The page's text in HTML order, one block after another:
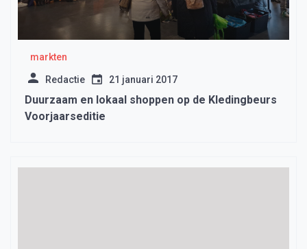
markten
Redactie 21 januari 2017
Duurzaam en lokaal shoppen op de Kledingbeurs
Voorjaarseditie